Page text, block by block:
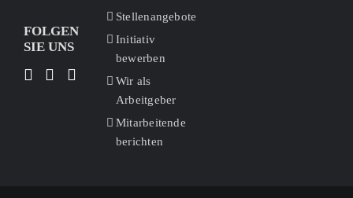
FOLGEN
SIE UNS
Stellenangebote
Initiativ
bewerben
Wir als
Arbeitgeber
Mitarbeitende
berichten